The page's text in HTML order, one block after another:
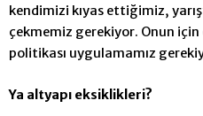
kendimizi kıyas ettiğimiz,
çekmemiz gerekiyor. Onun
politikası uygulamamız
Ya altyapı eksiklikleri?